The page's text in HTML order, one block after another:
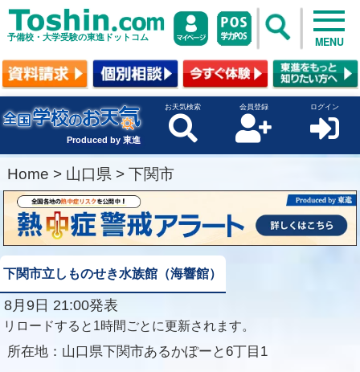
予備校・大学受験の東進ドットコム MENU
Produced by 東進
お天気検索 会員登録 ログイン
Home > 山口県 > 下関市
下関市立しものせき水族館（海響館）
8月9日 21:00発表
リロードすると1時間ごとに更新されます。
所在地： 山口県下関市あるかぽーと6丁目1